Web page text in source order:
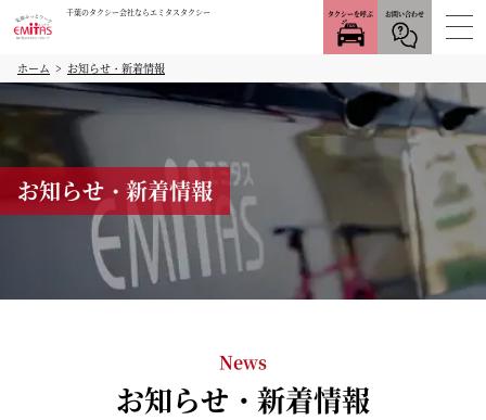
千葉のタクシー会社ならエミタスタクシー タクシーを呼ぶ お問い合わせ
ホーム お知らせ・新着情報
お知らせ・新着情報
News
お知らせ・新着情報